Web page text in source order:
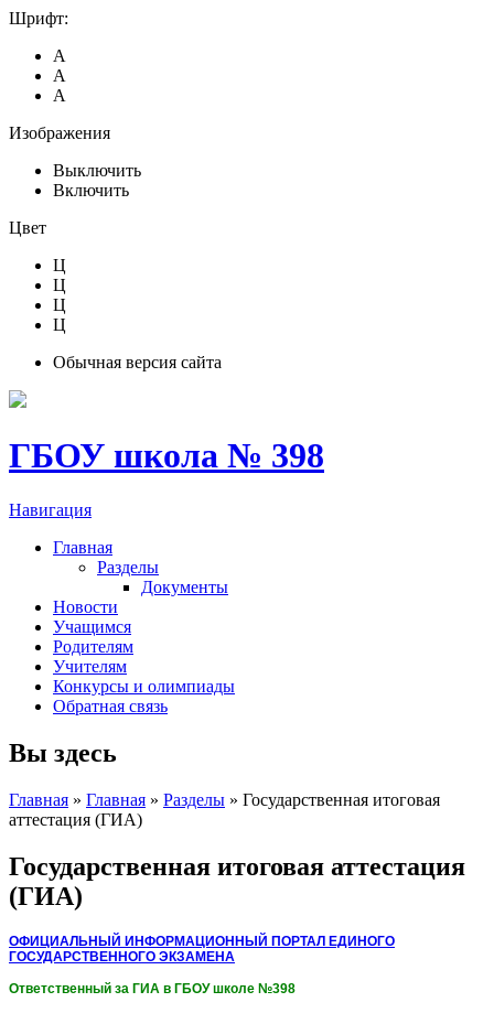
Шрифт:
А
А
А
Изображения
Выключить
Включить
Цвет
Ц
Ц
Ц
Ц
Обычная версия сайта
ГБОУ школа № 398
Навигация
Главная
Разделы
Документы
Новости
Учащимся
Родителям
Учителям
Конкурсы и олимпиады
Обратная связь
Вы здесь
Главная » Главная » Разделы » Государственная итоговая
аттестация (ГИА)
Государственная итоговая аттестация
(ГИА)
ОФИЦИАЛЬНЫЙ ИНФОРМАЦИОННЫЙ ПОРТАЛ ЕДИНОГО
ГОСУДАРСТВЕННОГО ЭКЗАМЕНА
Ответственный за ГИА в ГБОУ школе №398